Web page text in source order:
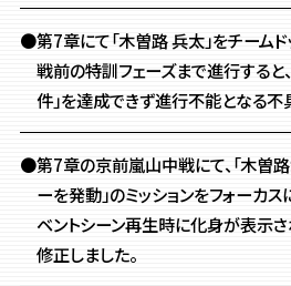
●第7章にて「木曽路 兵太」をチーム
戦前の特訓フェーズまで進行すると
件」を達成できず進行不能となる不
●第7章の京前嵐山中戦にて、「木曽路
ーを発動」のミッションをフォーカ
ベントシーン再生時に化身が表示
修正しました。